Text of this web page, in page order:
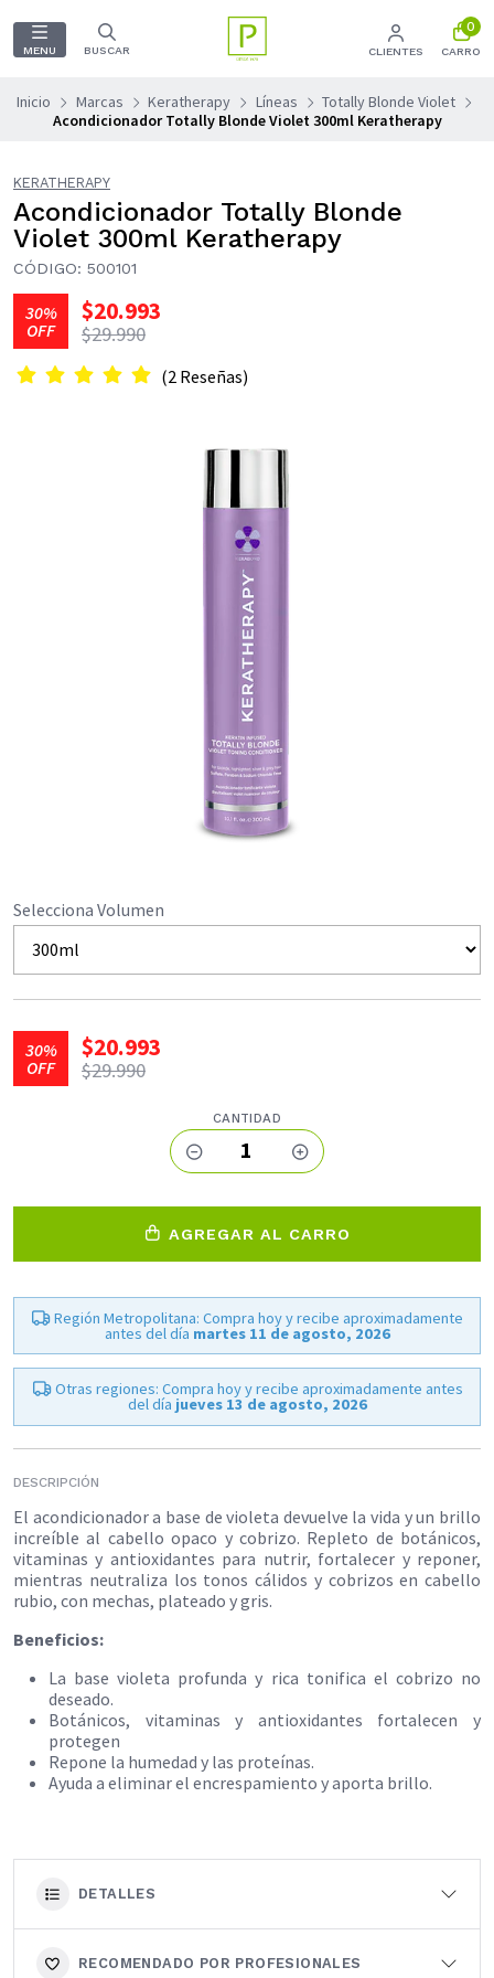
MENU BUSCAR CLIENTES
0
CARRO
Inicio Marcas Keratherapy Líneas
Totally Blonde Violet
Acondicionador Totally Blonde Violet 300ml Keratherapy
KERATHERAPY
Acondicionador Totally Blonde
Violet 300ml Keratherapy
CÓDIGO: 500101
30%
OFF
$20.993
$29.990
(2 Reseñas)
Selecciona Volumen
30%
OFF
$20.993
$29.990
CANTIDAD
1
AGREGAR AL CARRO
Región Metropolitana: Compra hoy y recibe aproximadamente
antes del día martes 11 de agosto, 2026
Otras regiones: Compra hoy y recibe aproximadamente antes
del día jueves 13 de agosto, 2026
DESCRIPCIÓN
El acondicionador a base de violeta devuelve la vida y un brillo
increíble al cabello opaco y cobrizo. Repleto de botánicos,
vitaminas y antioxidantes para nutrir, fortalecer y reponer,
mientras neutraliza los tonos cálidos y cobrizos en cabello
rubio, con mechas, plateado y gris.
Beneficios:
La base violeta profunda y rica tonifica el cobrizo no
deseado.
Botánicos, vitaminas y antioxidantes fortalecen y
protegen
Repone la humedad y las proteínas.
Ayuda a eliminar el encrespamiento y aporta brillo.
DETALLES
RECOMENDADO POR PROFESIONALES